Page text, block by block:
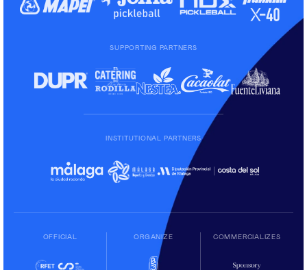
SUPPORTING PARTNERS
INSTITUTIONAL PARTNERS
OFFICIAL ORGANIZE COMMERCIALIZES